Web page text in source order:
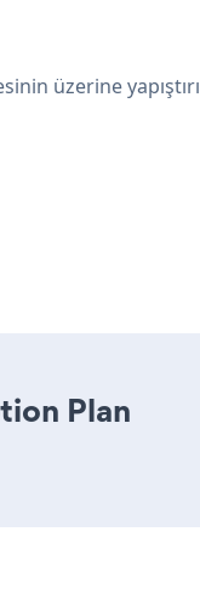
üzerine
Plan